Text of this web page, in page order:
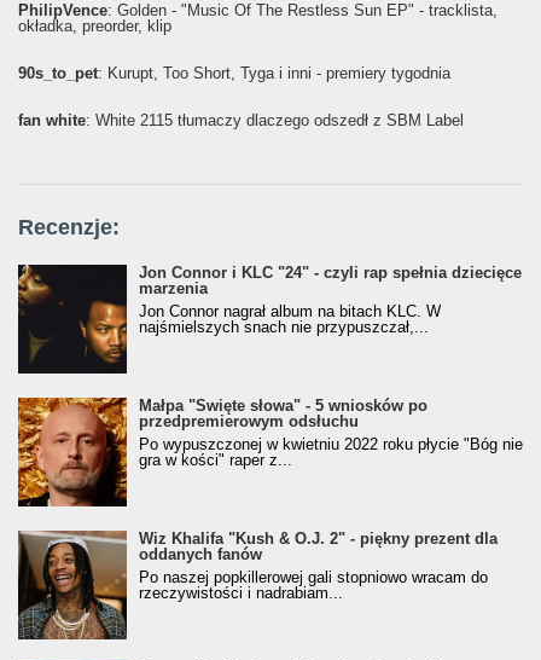
PhilipVence: Golden - "Music Of The Restless Sun EP" - tracklista,
okładka, preorder, klip
90s_to_pet: Kurupt, Too Short, Tyga i inni - premiery tygodnia
fan white: White 2115 tłumaczy dlaczego odszedł z SBM Label
Recenzje:
Jon Connor i KLC "24" - czyli rap spełnia dziecięce
marzenia
Jon Connor nagrał album na bitach KLC. W
najśmielszych snach nie przypuszczał,...
Małpa "Święte słowa" - 5 wniosków po
przedpremierowym odsłuchu
Po wypuszczonej w kwietniu 2022 roku płycie "Bóg nie
gra w kości" raper z...
Wiz Khalifa "Kush & O.J. 2" - piękny prezent dla
oddanych fanów
Po naszej popkillerowej gali stopniowo wracam do
rzeczywistości i nadrabiam...